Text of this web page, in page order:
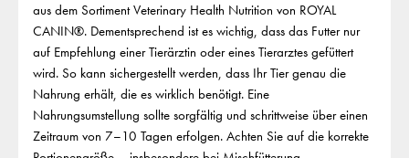
aus dem Sortiment Veterinary Health Nutrition von ROYAL
CANIN®. Dementsprechend ist es wichtig, dass das Futter nur
auf Empfehlung einer Tierärztin oder eines Tierarztes gefüttert
wird. So kann sichergestellt werden, dass Ihr Tier genau die
Nahrung erhält, die es wirklich benötigt. Eine
Nahrungsumstellung sollte sorgfältig und schrittweise über einen
Zeitraum von 7–10 Tagen erfolgen. Achten Sie auf die korrekte